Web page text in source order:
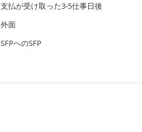
支払が受け取った3-5仕事日後
外面
SFPへのSFP